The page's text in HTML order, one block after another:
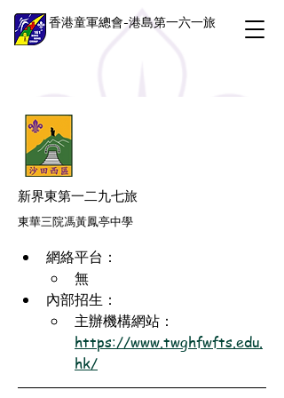
香港童軍總會-港島第一六一旅
新界東第一二九七旅
東華三院馮黃鳳亭中學
網絡平台：
無
內部招生：
主辦機構網站：
https://www.twghfwfts.edu.
hk/